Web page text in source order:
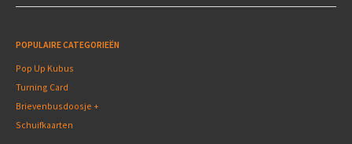
POPULAIRE CATEGORIEËN
Pop Up Kubus
Turning Card
Brievenbusdoosje +
Schuifkaarten